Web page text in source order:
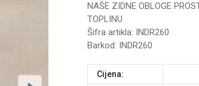
NAŠE ZIDNE OBLOGE
TOPLINU
Šifra artikla: INDR260
Barkod: INDR260
Cijena: